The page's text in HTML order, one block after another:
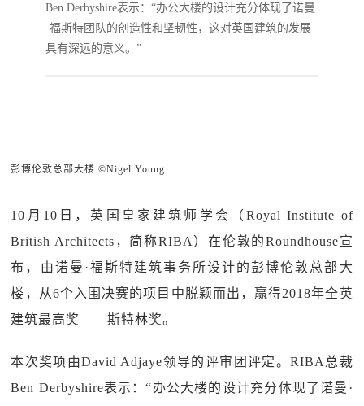
Ben Derbyshire表示：“办公大楼的设计充分体现了诺曼
·福斯特团队的创造性和坚韧性，这对英国建筑的发展
具有深远的意义。”
彭博伦敦总部大楼 ©Nigel Young
10月10日，英国皇家建筑师学会（Royal Institute of
British Architects，简称RIBA）在伦敦的Roundhouse宣
布，由诺曼·福斯特建筑事务所设计的彭博伦敦总部大
楼，从6个入围决赛的项目中脱颖而出，赢得2018年全英
建筑最高奖——斯特林奖。
本次奖项由David Adjaye领导的评审团评定。RIBA总裁
Ben Derbyshire表示：“办公大楼的设计充分体现了诺曼·